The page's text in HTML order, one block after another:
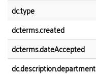
dc.type
dcterms.created
dcterms.dateAccepted
dc.description.department